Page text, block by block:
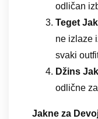
odličan
Teget
ne izlaze
svaki
Džins
odlične
Jakne za